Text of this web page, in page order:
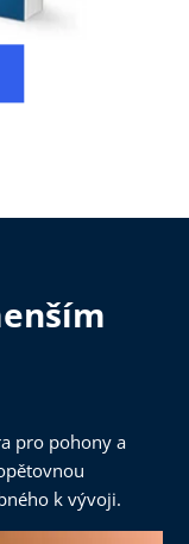
pro pohony a
k vývoji.